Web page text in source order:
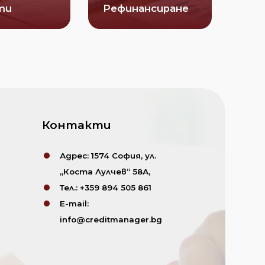
Рефинансиране
Контакти
Адрес: 1574 София, ул.
„Коста Лулчев“ 58А,
Тел.: +359 894 505 861
E-mail:
info@creditmanager.bg